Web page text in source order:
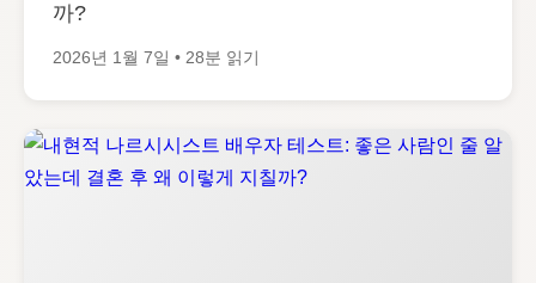
까?
2026년 1월 7일 • 28분 읽기